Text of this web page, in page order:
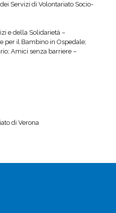
Servizi di Volontariato Socio-
e della Solidarietà –
per il Bambino in Ospedale;
Amici senza barriere –
di Verona